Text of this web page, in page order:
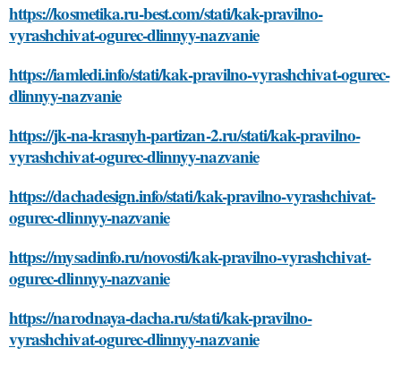
https://kosmetika.ru-best.com/stati/kak-pravilno-
vyrashchivat-ogurec-dlinnyy-nazvanie
https://iamledi.info/stati/kak-pravilno-vyrashchivat-ogurec-
dlinnyy-nazvanie
https://jk-na-krasnyh-partizan-2.ru/stati/kak-pravilno-
vyrashchivat-ogurec-dlinnyy-nazvanie
https://dachadesign.info/stati/kak-pravilno-vyrashchivat-
ogurec-dlinnyy-nazvanie
https://mysadinfo.ru/novosti/kak-pravilno-vyrashchivat-
ogurec-dlinnyy-nazvanie
https://narodnaya-dacha.ru/stati/kak-pravilno-
vyrashchivat-ogurec-dlinnyy-nazvanie